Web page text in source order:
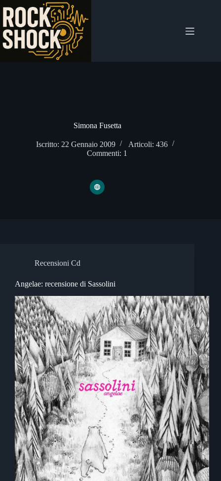
contenuto
Simona Fusetta
Iscritto: 22 Gennaio 2009
Articoli: 436
Commenti: 1
Recensioni Cd
Angelae: recensione di Sassolini